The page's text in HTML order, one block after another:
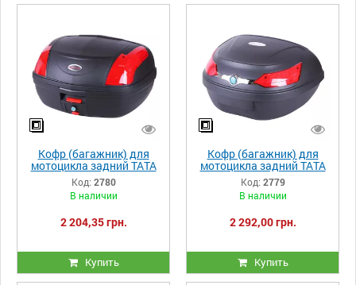
Кофр (багажник) для
мотоцикла задний ТАТА
YM-0889 (V-46L)
56×43×33 черный
Код: 2780
В наличии
2 204,35 грн.
Купить
Кофр (багажник) для
мотоцикла задний ТАТА
YM-0818 (V-51L)
59.5×44×32 черный
Код: 2779
В наличии
2 292,00 грн.
Купить